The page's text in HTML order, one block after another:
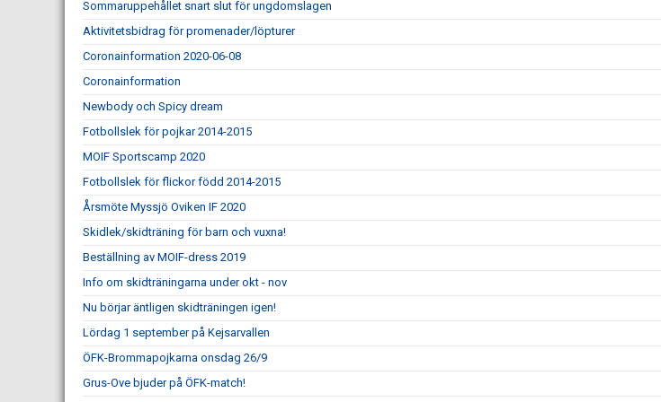
Sommaruppehållet snart slut för ungdomslagen
Aktivitetsbidrag för promenader/löpturer
Coronainformation 2020-06-08
Coronainformation
Newbody och Spicy dream
Fotbollslek för pojkar 2014-2015
MOIF Sportscamp 2020
Fotbollslek för flickor född 2014-2015
Årsmöte Myssjö Oviken IF 2020
Skidlek/skidträning för barn och vuxna!
Beställning av MOIF-dress 2019
Info om skidträningarna under okt - nov
Nu börjar äntligen skidträningen igen!
Lördag 1 september på Kejsarvallen
ÖFK-Brommapojkarna onsdag 26/9
Grus-Ove bjuder på ÖFK-match!